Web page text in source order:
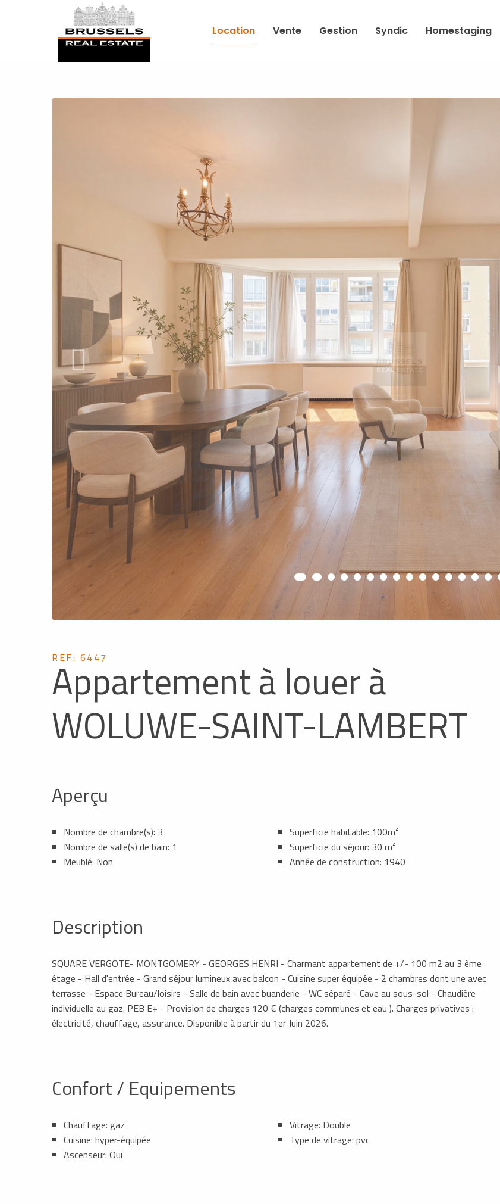
Location Vente Gestion Syndic Homestaging
REF: 6447
Appartement à louer à
WOLUWE-SAINT-LAMBERT
Aperçu
Nombre de chambre(s): 3
Nombre de salle(s) de bain: 1
Meublé: Non
Superficie habitable: 100m²
Superficie du séjour: 30 m²
Année de construction: 1940
Description
SQUARE VERGOTE- MONTGOMERY - GEORGES HENRI - Charmant appartement de +/- 100 m2 au 3 ème
étage - Hall d'entrée - Grand séjour lumineux avec balcon - Cuisine super équipée - 2 chambres dont une avec
terrasse - Espace Bureau/loisirs - Salle de bain avec buanderie - WC séparé - Cave au sous-sol - Chaudière
individuelle au gaz. PEB E+ - Provision de charges 120 € (charges communes et eau ). Charges privatives :
électricité, chauffage, assurance. Disponible à partir du 1er Juin 2026.
Confort / Equipements
Chauffage: gaz
Cuisine: hyper-équipée
Ascenseur: Oui
Vitrage: Double
Type de vitrage: pvc